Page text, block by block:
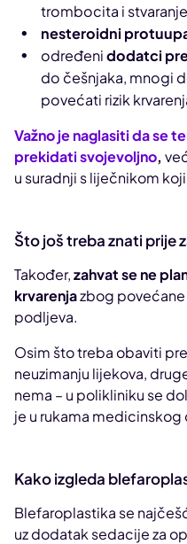
trombocita i
nesteroidni
određenidodatci
do češnjaka, mnogi
povećati rizik
Važno je naglasiti da se
prekidati svojevoljno,
u suradnji s liječnikom
Što još treba znati prije
Također,zahvat se ne
krvarenjazbog povećane
podljeva.
Osim što treba obaviti
neuzimanju lijekova,
nema – u polikliniku se
je u rukama
Kako izgleda
Blefaroplastika se
uz dodatak sedacije za